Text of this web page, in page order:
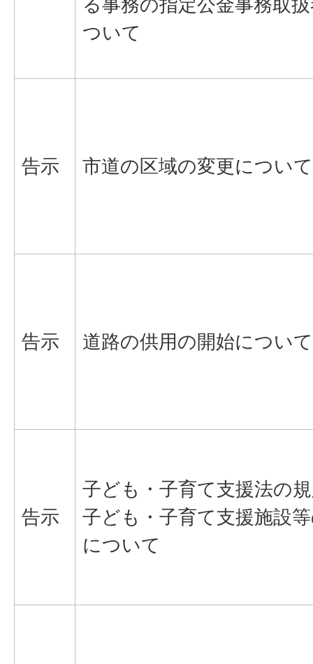
ついて
告示 市道の区域の変更について
告示 道路の供用の開始について
告示
子ども・子育て支援法の
子ども・子育て支援施設
について